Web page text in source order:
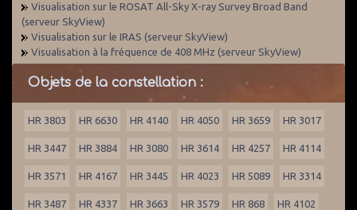
Visualisation sur le ROSAT All-Sky X-ray Survey Broad Band
(serveur SkyView)
Visualisation sur le IRAS (serveur SkyView)
Visualisation à la fréquence de 408 MHz (serveur SkyView)
Objets de la constellation :
HR 3803 HR 6630 HR 4140 HR 4050 HR 3659 HR 3017
HR 3447 HR 3884 HR 3080 HR 3614 HR 4257 HR 4114
HR 3571 HR 4167 HR 3445 HR 4023 HR 5089 HR 3314
HR 3487 HR 4337 HR 3663 HR 3579 HR 868 HR 4102